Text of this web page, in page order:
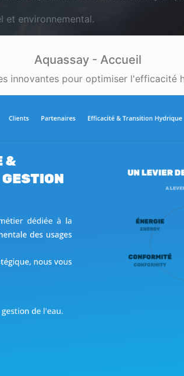
et environnemental.
Aquassay - Accueil
innovantes pour optimiser l'efficacité